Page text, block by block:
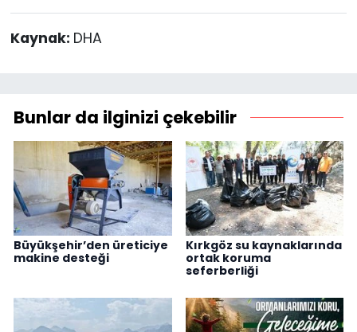
Kaynak: DHA
Bunlar da ilginizi çekebilir
Büyükşehir’den üreticiye
makine desteği
Kırkgöz su kaynaklarında
ortak koruma
seferberliği